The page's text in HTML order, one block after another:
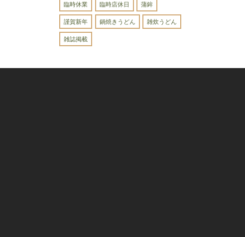
臨時休業 臨時店休日 蒲鉾
謹賀新年 鍋焼きうどん 雑炊うどん
雑誌掲載